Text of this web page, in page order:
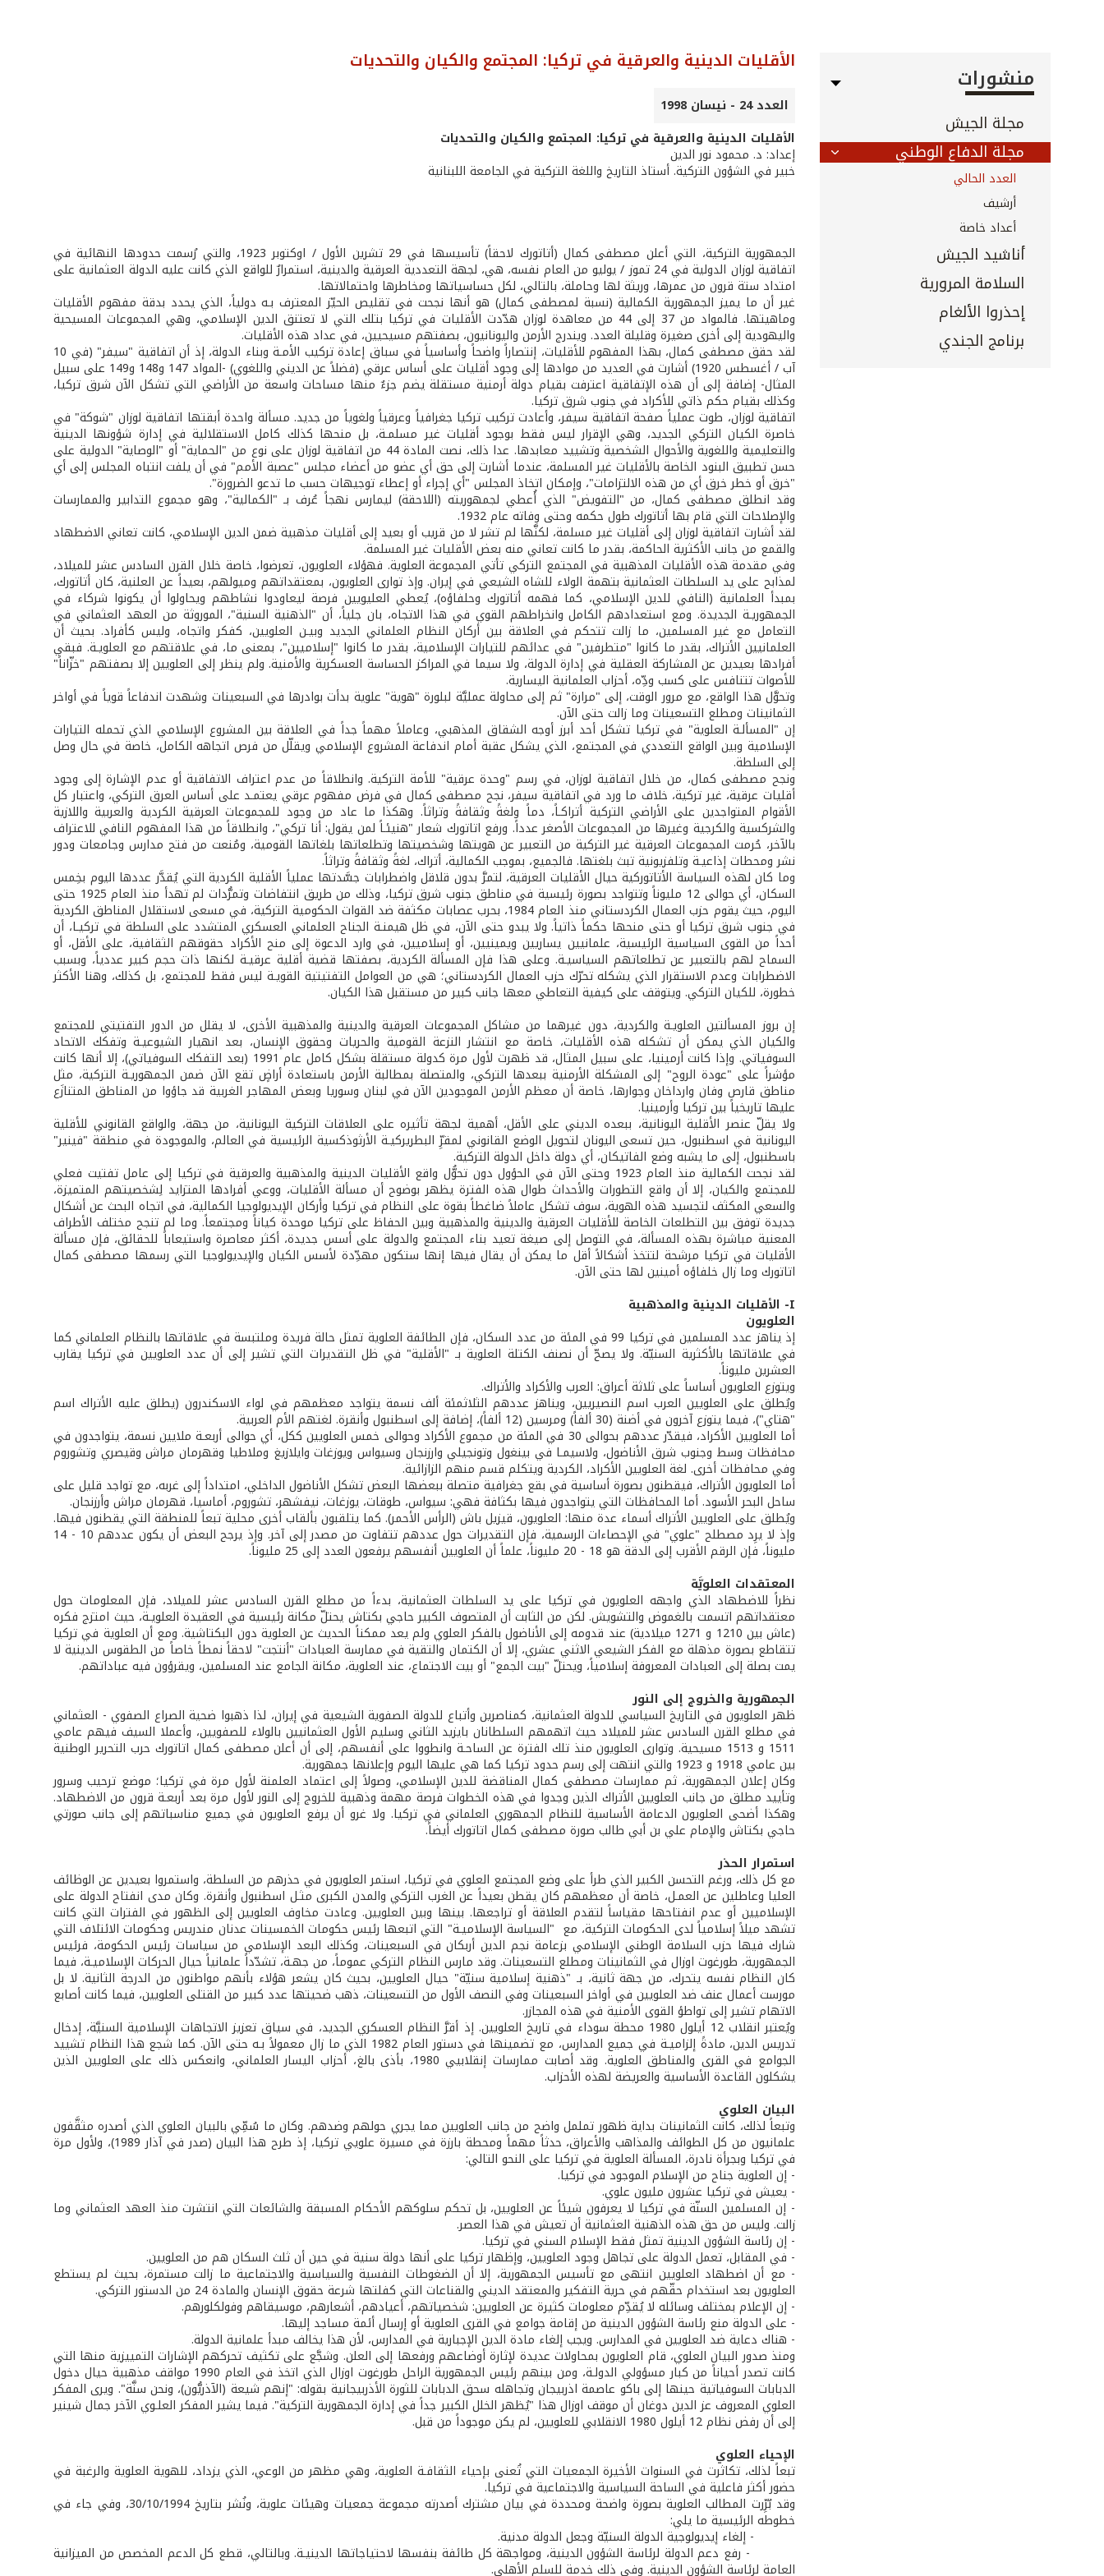
منشورات
مجلة الجيش
مجلة الدفاع الوطني
العدد الحالي
أرشيف
أعداد خاصة
أناشيد الجيش
السلامة المرورية
إحذروا الألغام
برنامج الجندي
الأقليات الدينية والعرقية في تركيا: المجتمع والكيان والتحديات
العدد 24 - نيسان 1998
الأقليات الدينية والعرقية في تركيا: المجتمع والكيان والتحديات
إعداد: د. محمود نور الدين
خبير في الشؤون التركية. أستاذ التاريخ واللغة التركية في الجامعة اللبنانية
الجمهورية التركية، التي أعلن مصطفى كمال (أتاتورك لاحقاً) تأسيسها في 29 تشرين الأول / اوكتوبر 1923، والتي رُسمت حدودها النهائية في
اتفاقية لوزان الدولية في 24 تموز / يوليو من العام نفسه، هي، لجهة التعددية العرقية والدينية، استمرارٌ للواقع الذي كانت عليه الدولة العثمانية على
امتداد ستة قرون من عمرها، وريثة لها وحاملة، بالتالي، لكل حساسياتها ومخاطرها واحتمالاتها.
غير أن ما يميز الجمهورية الكمالية (نسبة لمصطفى كمال) هو أنها نجحت في تقليص الحيّز المعترف بـه دولياً، الذي يحدد بدقة مفهوم الأقليات
وماهيتها. فالمواد من 37 إلى 44 من معاهدة لوزان هدّدت الأقليات في تركيا بتلك التي لا تعتنق الدين الإسلامي، وهي المجموعات المسيحية
واليهودية إلى أخرى صغيرة وقليلة العدد. ويندرج الأرمن واليونانيون، بصفتهم مسيحيين، في عداد هذه الأقليات.
لقد حقق مصطفى كمال، بهذا المفهوم للأقليات، إنتصاراً واضحاً وأساسياً في سباق إعادة تركيب الأمـة وبناء الدولة، إذ أن اتفاقية "سيفر" (في 10
آب / أغسطس 1920) أشارت في العديد من موادها إلى وجود أقليات على أساس عرقي (فضلاً عن الديني واللغوي) -المواد 147 و148 و149 على سبيل
المثال- إضافة إلى أن هذه الإتفاقية اعترفت بقيام دولة أرمنية مستقلة يضم جزءٌ منها مساحات واسعة من الأراضي التي تشكل الآن شرق تركيا،
وكذلك بقيام حكم ذاتي للأكراد في جنوب شرق تركيا.
اتفاقية لوزان، طوت عملياً صفحة اتفاقية سيفر، وأعادت تركيب تركيا جغرافياً وعرقياً ولغوياً من جديد. مسألة واحدة أبقتها اتفاقية لوزان "شوكة" في
خاصرة الكيان التركي الجديد، وهي الإقرار ليس فقط بوجود أقليات غير مسلمـة، بل منحها كذلك كامل الاستقلالية في إدارة شؤونها الدينية
والتعليمية واللغوية والأحوال الشخصية وتشييد معابدها. عدا ذلك، نصت المادة 44 من اتفاقية لوزان على نوع من "الحماية" أو "الوصاية" الدولية على
حسن تطبيق البنود الخاصة بالأقليات غير المسلمة، عندما أشارت إلى حق أي عضو من أعضاء مجلس "عصبة الأمم" في أن يلفت انتباه المجلس إلى أي
"خرق أو خطر خرق أي من هذه الالتزامات"، وإمكان اتخاذ المجلس "أي إجراء أو إعطاء توجيهات حسب ما تدعو الضرورة".
وقد انطلق مصطفى كمال، من "التفويض" الذي أُعطي لجمهوريته (اللاحقة) ليمارس نهجاً عُرف بـ "الكمالية"، وهو مجموع التدابير والممارسات
والإصلاحات التي قام بها أتاتورك طول حكمه وحتى وفاته عام 1932.
لقد أشارت اتفاقية لوزان إلى أقليات غير مسلمة، لكنَّها لم تشر لا من قريب أو بعيد إلى أقليات مذهبية ضمن الدين الإسلامي، كانت تعاني الاضطهاد
والقمع من جانب الأكثرية الحاكمة، بقدر ما كانت تعاني منه بعض الأقليات غير المسلمة.
وفي مقدمة هذه الأقليات المذهبية في المجتمع التركي تأتي المجموعة العلوية. فهؤلاء العلويون، تعرضوا، خاصة خلال القرن السادس عشر للميلاد،
لمذابح على يد السلطات العثمانية بتهمة الولاء للشاه الشيعي في إيران. وإذ توارى العلويون، بمعتقداتهم وميولهم، بعيداً عن العلنية، كان أتاتورك،
بمبدأ العلمانية (النافي للدين الإسلامي، كما فهمه أتاتورك وحلفاؤه)، يُعطي العليويين فرصة ليعاودوا نشاطهم ويحاولوا أن يكونوا شركاء في
الجمهوريـة الجديدة. ومع استعدادهم الكامل وانخراطهم القوي في هذا الاتجاه، بان جلياً، أن "الذهنية السنية"، الموروثة من العهد العثماني في
التعامل مع غير المسلمين، ما زالت تتحكم في العلاقة بين أركان النظام العلماني الجديد وبيـن العلويين، كفكر واتجاه، وليس كأفراد. بحيث أن
العلمانيين الأتراك، بقدر ما كانوا "متطرفين" في عدائهم للتيارات الإسلامية، بقدر ما كانوا "إسلاميين"، بمعنى ما، في علاقتهم مع العلويـة. فبقي
أفرادها بعيدين عن المشاركة العقلية في إدارة الدولة، ولا سيما في المراكز الحساسة العسكرية والأمنية. ولم ينظر إلى العلويين إلا بصفتهم "خزّاناً"
للأصوات تتنافس على كسب ودِّه، أحزاب العلمانية اليسارية.
وتحوَّل هذا الواقع، مع مرور الوقت، إلى "مرارة" ثم إلى محاولة عمليَّة لبلورة "هوية" علوية بدأت بوادرها في السبعينات وشهدت اندفاعاً قوياً في أواخر
الثمانينات ومطلع التسعينات وما زالت حتى الآن.
إن "المسألـة العلوية" في تركيا تشكل أحد أبرز أوجه الشقاق المذهبي، وعاملاً مهماً جداً في العلاقة بين المشروع الإسلامي الذي تحمله التيارات
الإسلامية وبين الواقع التعددي في المجتمع، الذي يشكل عقبة أمام اندفاعة المشروع الإسلامي ويقلّل من فرص اتجاهه الكامل، خاصة في حال وصل
إلى السلطة.
ونجح مصطفى كمال، من خلال اتفاقية لوزان، في رسم "وحدة عرقية" للأمة التركية. وانطلاقاً من عدم اعتراف الاتفاقية أو عدم الإشارة إلى وجود
أقليات عرقية، غير تركية، خلاف ما ورد في اتفاقية سيفر، نجح مصطفى كمال في فرض مفهوم عرقي يعتمـد على أساس العرق التركي، واعتبار كل
الأقوام المتواجدين على الأراضي التركية أتراكـاً، دماً ولغةً وثقافةً وتراثاً. وهكذا ما عاد من وجود للمجموعات العرقية الكردية والعربية واللازية
والشركسية والكرجية وغيرها من المجموعات الأصغر عدداً. ورفع اتاتورك شعار "هنيئـاً لمن يقول: أنا تركي"، وانطلاقاً من هذا المفهوم النافي للاعتراف
بالآخر، حُرمت المجموعات العرقية غير التركية من التعبير عن هويتها وشخصيتها وتطلعاتها بلغاتها القومية، ومُنعت من فتح مدارس وجامعات ودور
نشر ومحطات إذاعيـة وتلفزيونية تبث بلغتها. فالجميع، بموجب الكمالية، أتراك، لغةً وثقافةً وتراثاً.
وما كان لهذه السياسة الأتاتوركية حيال الأقليات العرقية، لتمرَّ بدون قلاقل واضطرابات جسَّدتها عملياً الأقلية الكردية التي يُقدَّر عددها اليوم بخِمس
السكان، أي حوالى 12 مليوناً وتتواجد بصورة رئيسية في مناطق جنوب شرق تركيا، وذلك من طريق انتفاضات وتمرُّدات لم تهدأ منذ العام 1925 حتى
اليوم، حيث يقوم حزب العمال الكردستاني منذ العام 1984، بحرب عصابات مكثفة ضد القوات الحكومية التركية، في مسعى لاستقلال المناطق الكردية
في جنوب شرق تركيا أو حتى منحها حكماً ذاتياً. ولا يبدو حتى الآن، في ظل هيمنـة الجناح العلماني العسكري المتشدد على السلطة في تركيـا، أن
أحداً من القوى السياسية الرئيسية، علمانيين يساريين ويمينيين، أو إسلاميين، في وارد الدعوة إلى منح الأكراد حقوقهم الثقافية، على الأقل، أو
السماح لهم بالتعبير عن تطلعاتهم السياسيـة. وعلى هذا فإن المسألة الكردية، بصفتها قضية أقلية عرقيـة لكنها ذات حجم كبير عددياً، وبسبب
الاضطرابات وعدم الاستقرار الذي يشكله تحرّك حزب العمال الكردستاني؛ هي من العوامل التفتيتية القويـة ليس فقط للمجتمع، بل كذلك، وهنا الأكثر
خطورة، للكيان التركي. ويتوقف على كيفية التعاطي معها جانب كبير من مستقبل هذا الكيان.
إن بروز المسألتين العلويـة والكردية، دون غيرهما من مشاكل المجموعات العرقية والدينية والمذهبية الأخرى، لا يقلل من الدور التفتيتي للمجتمع
والكيان الذي يمكن أن تشكله هذه الأقليات، خاصة مع انتشار النزعة القومية والحريات وحقوق الإنسان، بعد انهيار الشيوعيـة وتفكك الاتحاد
السوفياتي. وإذا كانت أرمينيا، على سبيل المثال، قد ظهرت لأول مرة كدولة مستقلة بشكل كامل عام 1991 (بعد التفكك السوفياتي)، إلا أنها كانت
مؤشراً على "عودة الروح" إلى المشكلة الأرمنية ببعدها التركي، والمتصلة بمطالبة الأرمن باستعادة أراضٍ تقع الآن ضمن الجمهوريـة التركية، مثل
مناطق قارص وفان وارداخان وجوارها، خاصة أن معظم الأرمن الموجودين الآن في لبنان وسوريا وبعض المهاجر الغربية قد جاؤوا من المناطق المتنازَع
عليها تاريخياً بين تركيا وأرمينيا.
ولا يقلّ عنصر الأقلية اليونانية، ببعده الديني على الأقل، أهمية لجهة تأثيره على العلاقات التركية اليونانية، من جهة، والواقع القانوني للأقلية
اليونانية في اسطنبول، حين تسعى اليونان لتحويل الوضع القانوني لمقرِّ البطريركيـة الأرثوذكسية الرئيسية في العالم، والموجودة في منطقة "فينير"
باسطنبول، إلى ما يشبه وضع الفاتيكان، أي دولة داخل الدولة التركية.
لقد نجحت الكمالية منذ العام 1923 وحتى الآن في الحؤول دون تحوُّل واقع الأقليات الدينية والمذهبية والعرقية في تركيا إلى عامل تفتيت فعلي
للمجتمع والكيان، إلا أن واقع التطورات والأحداث طوال هذه الفترة يظهر بوضوح أن مسألة الأقليات، ووعي أفرادها المتزايد لِشخصيتهم المتميزة،
والسعي المكثف لتجسيد هذه الهوية، سوف تشكل عاملاً ضاغطاً بقوة على النظام في تركيا وأركان الإيديولوجيا الكمالية، في اتجاه البحث عن أشكال
جديدة توفق بين التطلعات الخاصة للأقليات العرقية والدينية والمذهبية وبين الحفاظ على تركيا موحدة كياناً ومجتمعاً. وما لم تنجح مختلف الأطراف
المعنية مباشرة بهذه المسألة، في التوصل إلى صيغة تعيد بناء المجتمع والدولة على أسس جديدة، أكثر معاصرة واستيعاباً للحقائق، فإن مسألة
الأقليات في تركيا مرشحة لتتخذ أشكالاً أقل ما يمكن أن يقال فيها إنها ستكون مهدِّدة لأسس الكيان والإيديولوجيا التي رسمها مصطفى كمال
اتاتورك وما زال خلفاؤه أمينين لها حتى الآن.
I- الأقليات الدينية والمذهبية
العلويون
إذ يناهز عدد المسلمين في تركيا 99 في المئة من عدد السكان، فإن الطائفة العلوية تمثل حالة فريدة وملتبسة في علاقاتها بالنظام العلماني كما
في علاقاتها بالأكثرية السنيّة. ولا يصحّ أن نصنف الكتلة العلوية بـ "الأقلية" في ظل التقديرات التي تشير إلى أن عدد العلويين في تركيا يقارب
العشرين مليوناً.
ويتوزع العلويون أساساً على ثلاثة أعراق: العرب والأكراد والأتراك.
ويُطلق على العلويين العرب اسم النصيريين، ويناهز عددهم الثلاثمئة ألف نسمة يتواجد معظمهم في لواء الاسكندرون (يطلق عليه الأتراك اسم
"هتاي")، فيما يتوزع آخرون في أضنة (30 ألفاً) ومرسين (12 ألفاً)، إضافة إلى اسطنبول وأنقرة. لغتهم الأم العربية.
أما العلويين الأكراد، فيقدّر عددهم بحوالى 30 في المئة من مجموع الأكراد وحوالى خمس العلويين ككل، أي حوالى أربعـة ملايين نسمة، يتواجدون في
محافظات وسط وجنوب شرق الأناضول، ولاسيمـا في بينغول وتونجيلي وارزنجان وسيواس ويوزغات وايلازيغ وملاطيا وقهرمان مراش وقيصري وتشوروم
وفي محافظات أخرى. لغة العلويين الأكراد، الكردية ويتكلم قسم منهم الزازائية.
أما العلويون الأتراك، فيقطنون بصورة أساسية في بقع جغرافية متصلة ببعضها البعض تشكل الأناضول الداخلي، امتداداً إلى غربه، مع تواجد قليل على
ساحل البحر الأسود. أما المحافظات التي يتواجدون فيها بكثافة فهي: سيواس، طوقات، يوزغات، نيفشهر، تشوروم، أماسيا، قهرمان مراش وأرزنجان.
ويُطلق على العلويين الأتراك أسماء عدة منها: العلويون، قيزيل باش (الرأس الأحمر). كما يتلقبون بألقاب أخرى محلية تبعاً للمنطقة التي يقطنون فيها.
وإذ لا يرِد مصطلح "علوي" في الإحصاءات الرسمية، فإن التقديرات حول عددهم تتفاوت من مصدر إلى آخر. وإذ يرجح البعض أن يكون عددهم 10 - 14
مليوناً، فإن الرقم الأقرب إلى الدقة هو 18 - 20 مليوناً، علماً أن العلويين أنفسهم يرفعون العدد إلى 25 مليوناً.
المعتقدات العلويَّة
نظراً للاضطهاد الذي واجهه العلويون في تركيا على يد السلطات العثمانية، بدءاً من مطلع القرن السادس عشر للميلاد، فإن المعلومات حول
معتقداتهم اتسمت بالغموض والتشويش. لكن من الثابت أن المتصوف الكبير حاجي بكتاش يحتلّ مكانة رئيسية في العقيدة العلويـة، حيث امتزج فكره
(عاش بين 1210 و 1271 ميلادية) عند قدومه إلى الأناضول بالفكر العلوي ولم يعد ممكناً الحديث عن العلوية دون البكتاشية. ومع أن العلوية في تركيا
تتقاطع بصورة مذهلة مع الفكر الشيعي الاثني عشري، إلا أن الكتمان والتقية في ممارسة العبادات "أنتجت" لاحقاً نمطاً خاصاً من الطقوس الدينية لا
يمت بصلة إلى العبادات المعروفة إسلامياً، ويحتلّ "بيت الجمع" أو بيت الاجتماع، عند العلوية، مكانة الجامع عند المسلمين، ويقرؤون فيه عباداتهم.
الجمهورية والخروج إلى النور
ظهر العلويون في التاريخ السياسي للدولة العثمانية، كمناصرين وأتباع للدولة الصفوية الشيعية في إيران، لذا ذهبوا ضحية الصراع الصفوي - العثماني
في مطلع القرن السادس عشر للميلاد حيث اتهمهم السلطانان بايزيد الثاني وسليم الأول العثمانيين بالولاء للصفويين، وأعملا السيف فيهم عامي
1511 و 1513 مسيحية. وتوارى العلويون منذ تلك الفترة عن الساحـة وانطووا على أنفسهم، إلى أن أعلن مصطفى كمال اتاتورك حرب التحرير الوطنية
بين عامي 1918 و 1923 والتي انتهت إلى رسم حدود تركيا كما هي عليها اليوم وإعلانها جمهورية.
وكان إعلان الجمهورية، ثم ممارسات مصطفى كمال المناقضة للدين الإسلامي، وصولاً إلى اعتماد العلمنة لأول مرة في تركيا؛ موضع ترحيب وسرور
وتأييد مطلق من جانب العلويين الأتراك الذين وجدوا في هذه الخطوات فرصة مهمة وذهبية للخروج إلى النور لأول مرة بعد أربعـة قرون من الاضطهاد.
وهكذا أضحى العلويون الدعامة الأساسية للنظام الجمهوري العلماني في تركيا. ولا غرو أن يرفع العلويون في جميع مناسباتهم إلى جانب صورتي
حاجي بكتاش والإمام علي بن أبي طالب صورة مصطفى كمال اتاتورك أيضاً.
استمرار الحذر
مع كل ذلك، ورغم التحسن الكبير الذي طرأ على وضع المجتمع العلوي في تركيا، استمر العلويون في حذرهم من السلطة، واستمروا بعيدين عن الوظائف
العليا وعاطلين عن العمـل، خاصة أن معظمهم كان يقطن بعيداً عن الغرب التركي والمدن الكبرى مثـل اسطنبول وأنقرة. وكان مدى انفتاح الدولة على
الإسلاميين أو عدم انفتاحها مقياساً لتقدم العلاقة أو تراجعها. بينها وبين العلويين. وعادت مخاوف العلويين إلى الظهور في الفترات التي كانت
تشهد ميلاً إسلامياً لدى الحكومات التركية، مع "السياسة الإسلاميـة" التي اتبعها رئيس حكومات الخمسينات عدنان مندريس وحكومات الائتلاف التي
شارك فيها حزب السلامة الوطني الإسلامي بزعامة نجم الدين أربكان في السبعينات، وكذلك البعد الإسلامي من سياسات رئيس الحكومة، فرئيس
الجمهورية، طورغوت اوزال في الثمانينات ومطلع التسعينات. وقد مارس النظام التركي عموماً، من جهـة، تشدّداً علمانياً حيال الحركات الإسلاميـة، فيما
كان النظام نفسه يتحرك، من جهة ثانية، بـ "ذهنية إسلامية سنيّة" حيال العلويين، بحيث كان يشعر هؤلاء بأنهم مواطنون من الدرجة الثانية. لا بل
مورست أعمال عنف ضد العلويين في أواخر السبعينات وفي النصف الأول من التسعينات، ذهب ضحيتها عدد كبير من القتلى العلويين، فيما كانت أصابع
الاتهام تشير إلى تواطؤ القوى الأمنية في هذه المجازر.
ويُعتبر انقلاب 12 أيلول 1980 محطة سوداء في تاريخ العلويين. إذ أقرَّ النظام العسكري الجديد، في سياق تعزيز الاتجاهات الإسلامية السنيَّة، إدخال
تدريس الدين، مادةً إلزاميـة في جميع المدارس، مع تضمينها في دستور العام 1982 الذي ما زال معمولاً بـه حتى الآن. كما شجع هذا النظام تشييد
الجوامع في القرى والمناطق العلوية. وقد أصابت ممارسات إنقلابيي 1980، بأذى بالغ، أحزاب اليسار العلماني، وانعكس ذلك على العلويين الذين
يشكلون القاعدة الأساسية والعريضة لهذه الأحزاب.
البيان العلوي
وتبعاً لذلك، كانت الثمانينات بداية ظهور تململ واضح من جانب العلويين مما يجري حولهم وضدهم. وكان ما سُمِّي بالبيان العلوي الذي أصدره مثقَّفون
علمانيون من كل الطوائف والمذاهب والأعراق، حدثاً مهماً ومحطة بارزة في مسيرة علويي تركيا، إذ طرح هذا البيان (صدر في آذار 1989)، ولأول مرة
في تركيا وبجرأة نادرة، المسألة العلوية في تركيا على النحو التالي:
- إن العلوية جناح من الإسلام الموجود في تركيا.
- يعيش في تركيا عشرون مليون علوي.
- إن المسلمين السنّة في تركيا لا يعرفون شيئاً عن العلويين، بل تحكم سلوكهم الأحكام المسبقة والشائعات التي انتشرت منذ العهد العثماني وما
زالت. وليس من حق هذه الذهنية العثمانية أن تعيش في هذا العصر.
- إن رئاسة الشؤون الدينية تمثل فقط الإسلام السني في تركيا.
- في المقابل، تعمل الدولة على تجاهل وجود العلويين، وإظهار تركيا على أنها دولة سنية في حين أن ثلث السكان هم من العلويين.
- مع أن اضطهاد العلويين انتهى مع تأسيس الجمهورية، إلا أن الضغوطات النفسية والسياسية والاجتماعية ما زالت مستمرة، بحيث لم يستطع
العلويون بعد استخدام حقّهم في حرية التفكير والمعتقد الديني والقناعات التي كفلتها شرعة حقوق الإنسان والمادة 24 من الدستور التركي.
- إن الإعلام بمختلف وسائله لا يُقدِّم معلومات كثيرة عن العلويين: شخصياتهم، أعيادهم، أشعارهم، موسيقاهم وفولكلورهم.
- على الدولة منع رئاسة الشؤون الدينية من إقامة جوامع في القرى العلوية أو إرسال أئمة مساجد إليها.
- هناك دعاية ضد العلويين في المدارس. ويجب إلغاء مادة الدين الإجبارية في المدارس، لأن هذا يخالف مبدأ علمانية الدولة.
ومنذ صدور البيان العلوي، قام العلويون بمحاولات عديدة لإثارة أوضاعهم ورفعها إلى العلن. وشجَّع على تكثيف تحركهم الإشارات التمييزية منها التي
كانت تصدر أحياناً من كبار مسؤولي الدولـة، ومن بينهم رئيس الجمهورية الراحل طورغوت اوزال الذي اتخذ في العام 1990 مواقف مذهبية حيال دخول
الدبابات السوفياتية حينها إلى باكو عاصمة اذربيجان وتجاهله سحق الدبابات للثورة الأذربيجانية بقوله: "إنهم شيعة (الآذريُّون)، ونحن سنَّة". ويرى المفكر
العلوي المعروف عز الدين دوغان أن موقف اوزال هذا "يُظهر الخلل الكبير جداً في إدارة الجمهورية التركية". فيما يشير المفكر العلـوي الآخر جمال شينير
إلى أن رفض نظام 12 أيلول 1980 الانقلابي للعلويين، لم يكن موجوداً من قبل.
الإحياء العلوي
تبعاً لذلك، تكاثرت في السنوات الأخيرة الجمعيات التي تُعنى بإحياء الثقافـة العلوية، وهي مظهر من الوعي، الذي يزداد، للهوية العلوية والرغبة في
حضور أكثر فاعلية في الساحة السياسية والاجتماعية في تركيا.
وقد بُرِّرت المطالب العلوية بصورة واضحة ومحددة في بيان مشترك أصدرته مجموعة جمعيات وهيئات علوية، ونُشر بتاريخ 30/10/1994، وفي جاء في
خطوطه الرئيسية ما يلي:
- إلغاء إيديولوجية الدولة السنيّة وجعل الدولة مدنية.
- رفع دعم الدولة لرئاسة الشؤون الدينية، ومواجهة كل طائفة بنفسها لاحتياجاتها الدينيـة. وبالتالي، قطع كل الدعم المخصص من الميزانية
العامة لرئاسة الشؤون الدينية. وفي ذلك خدمة للسلم الأهلي.